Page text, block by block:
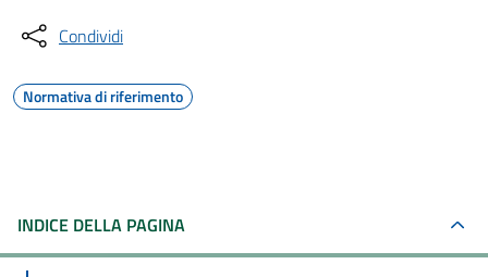
Condividi
Normativa di riferimento
INDICE DELLA PAGINA